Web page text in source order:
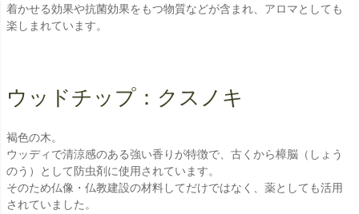
着かせる効果や抗菌効果をもつ物質などが含まれ、アロマとしても
楽しまれています。
ウッドチップ：クスノキ
褐色の木。
ウッディで清涼感のある強い香りが特徴で、古くから樟脳（しょう
のう）として防虫剤に使用されています。
そのため仏像・仏教建設の材料してだけではなく、薬としても活用
されていました。